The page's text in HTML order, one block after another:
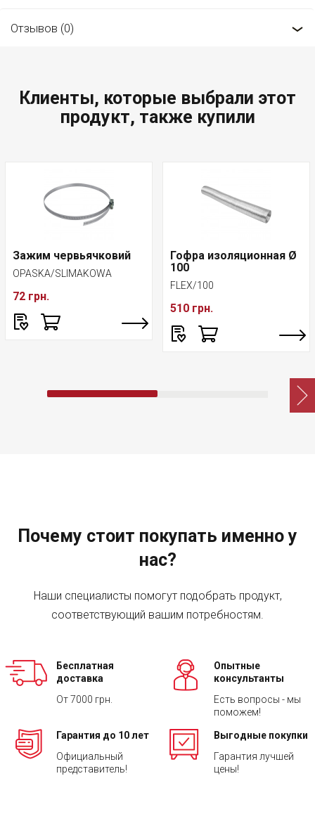
Отзывов (0)
Клиенты, которые выбрали этот
продукт, также купили
Зажим червьячковий
OPASKA/SLIMAKOWA
72 грн.
Гофра изоляционная Ø
100
FLEX/100
510 грн.
Почему стоит покупать именно у
нас?
Наши специалисты помогут подобрать продукт,
соответствующий вашим потребностям.
Бесплатная
доставка
От 7000 грн.
Опытные
консультанты
Есть вопросы - мы
поможем!
Гарантия до 10 лет
Официальный
представитель!
Выгодные покупки
Гарантия лучшей
цены!